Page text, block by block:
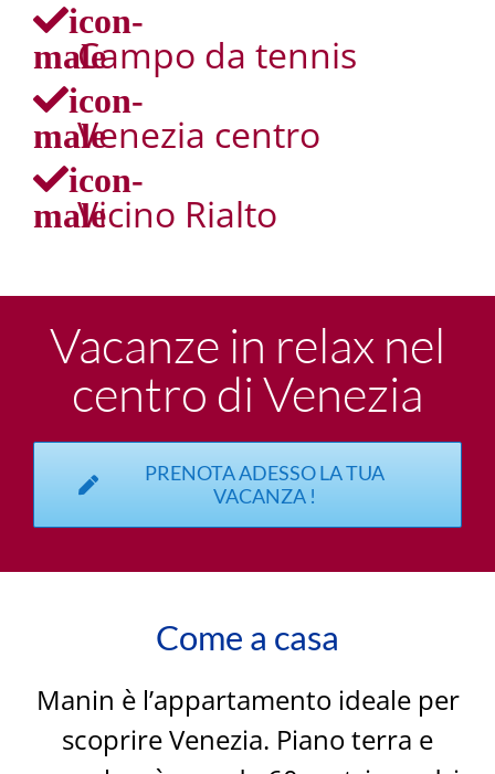
icon-
maleCampo da tennis
icon-
maleVenezia centro
icon-
maleVicino Rialto
Vacanze in relax nel
centro di Venezia
PRENOTA ADESSO LA TUA
VACANZA !
Come a casa
Manin è l’appartamento ideale per
scoprire Venezia. Piano terra e